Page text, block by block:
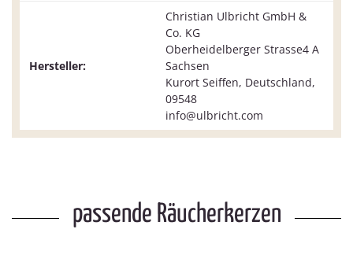
Hersteller:
Christian Ulbricht GmbH &
Co. KG
Oberheidelberger Strasse4 A
Sachsen
Kurort Seiffen, Deutschland,
09548
info@ulbricht.com
passende Räucherkerzen